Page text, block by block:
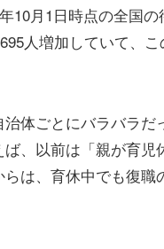
10月1日時点の全国
人増加していて、
体ごとにバラバラ
、以前は「親が育
は、育休中でも復